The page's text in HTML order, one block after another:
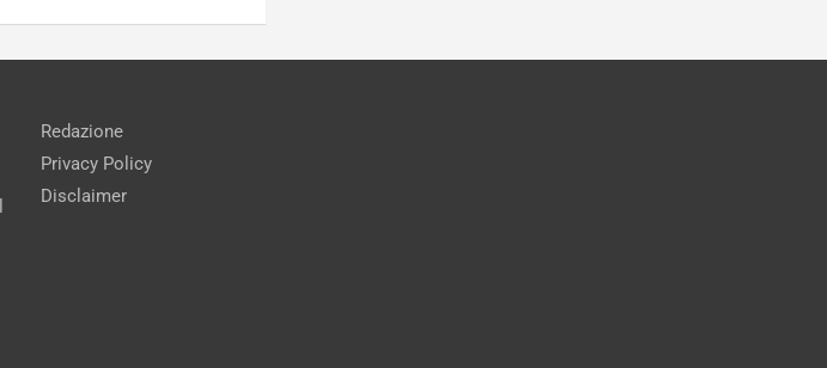
Redazione
Privacy Policy
Disclaimer